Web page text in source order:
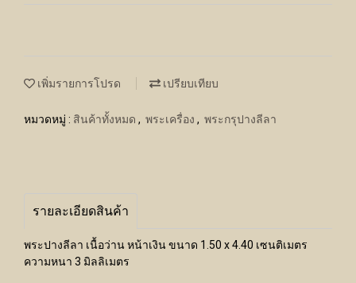
เพิ่มรายการโปรด เปรียบเทียบ
หมวดหมู่ : สินค้าทั้งหมด , พระเครื่อง , พระกรุปางลีลา
รายละเอียดสินค้า
พระปางลีลา เนื้อว่าน หน้าเงิน ขนาด 1.50 x 4.40 เซนติเมตร
ความหนา 3 มิลลิเมตร